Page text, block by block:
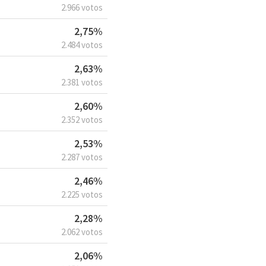
2.966 votos
2,75%
2.484 votos
2,63%
2.381 votos
2,60%
2.352 votos
2,53%
2.287 votos
2,46%
2.225 votos
2,28%
2.062 votos
2,06%